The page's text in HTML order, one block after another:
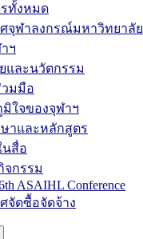
ทั้งหมด
จุฬาลงกรณ์มหาวิทยาลัย
ฯ
และนวัตกรรม
มมือ
ใจของจุฬาฯ
าและหลักสูตร
นสื่อ
กรรม
ASAIHL Conference
จัดซื้อจัดจ้าง